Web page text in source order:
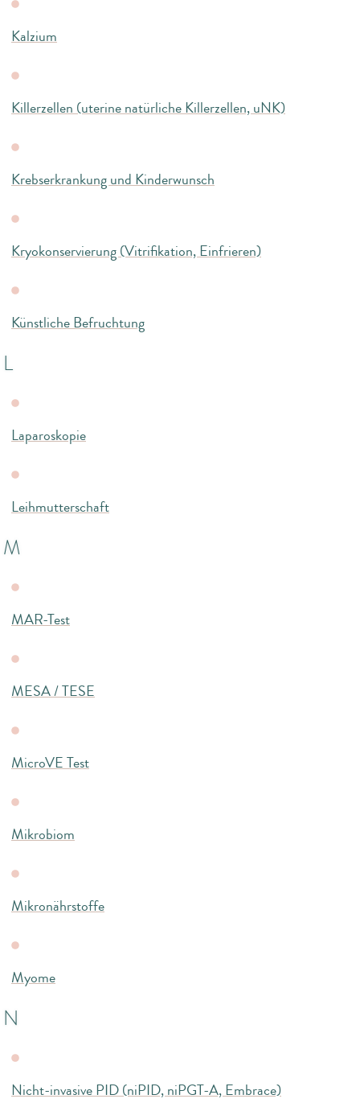
Kalzium
Killerzellen (uterine natürliche Killerzellen, uNK)
Krebserkrankung und Kinderwunsch
Kryokonservierung (Vitrifikation, Einfrieren)
Künstliche Befruchtung
L
Laparoskopie
Leihmutterschaft
M
MAR-Test
MESA / TESE
MicroVE Test
Mikrobiom
Mikronährstoffe
Myome
N
Nicht-invasive PID (niPID, niPGT-A, Embrace)